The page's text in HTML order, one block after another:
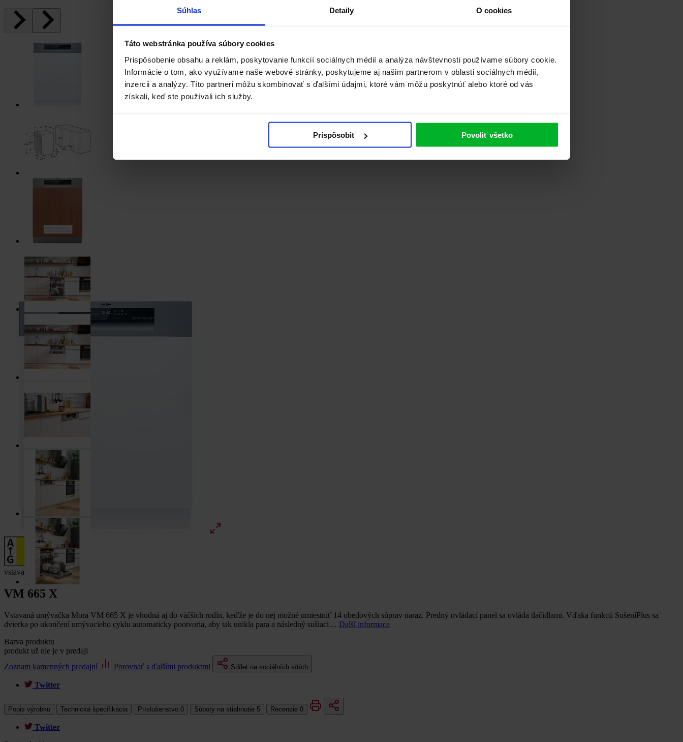
Súhlas Detaily O cookies
Táto webstránka používa súbory cookies
Prispôsobenie obsahu a reklám, poskytovanie funkcií sociálnych médií a analýza návštevnosti používame súbory cookie.
Informácie o tom, ako využívame naše webové stránky, poskytujeme aj našim partnerom v oblasti sociálnych médií,
inzercii a analýzy. Títo partneri môžu skombinovať s ďalšími údajmi, ktoré vám môžu poskytnúť alebo ktoré od vás
získali, keď ste používali ich služby.
Prispôsobiť Povoliť všetko
vstavaná umývačka
VM 665 X
Vstavaná umývačka Mora VM 665 X je vhodná aj do väčších rodín, keďže je do nej možné umiestniť 14 obedových súprav naraz. Predný ovládací panel sa ovláda tlačidlami. Vďaka funkcii SušeníPlus sa
dvierka po ukončení umývacieho cyklu automaticky pootvoria, aby tak unikla para a následný sušiaci… Další informace
Barva produktu
produkt už nie je v predaji
Zoznam kamenných predajní
Porovnať s ďalšími produktmi Sdílet na sociálních sítích
Twitter
Popis výrobku Technická špecifikácia Príslušenstvo 0 Súbory na stiahnutie 5 Recenzie 0
Twitter